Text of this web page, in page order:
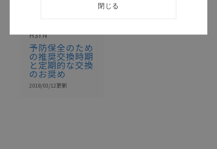
このカタログを選択
カタログ
H3YN
予防保全のため
の推奨交換時期
と定期的な交換
のお奨め
2018/03/12更新
閉じる